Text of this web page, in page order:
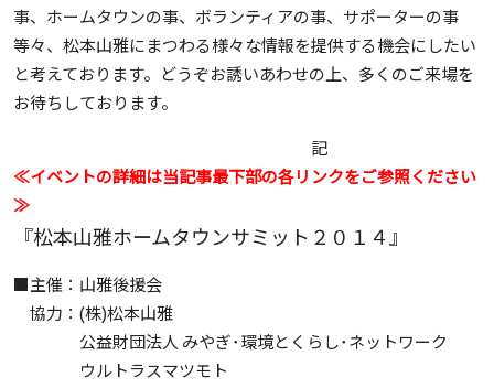
事、ホームタウンの事、ボランティアの事、サポーターの事
等々、松本山雅にまつわる様々な情報を提供する機会にしたい
と考えております。どうぞお誘いあわせの上、多くのご来場を
お待ちしております。
記
≪イベントの詳細は当記事最下部の各リンクをご参照ください
≫
『松本山雅ホームタウンサミット２０１４』
■主催：山雅後援会
協力：(株)松本山雅
公益財団法人 みやぎ･環境とくらし･ネットワーク
ウルトラスマツモト